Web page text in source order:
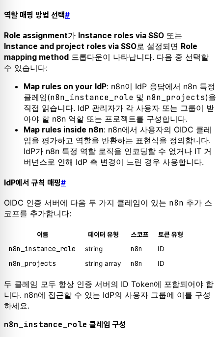
역할 매핑 방법 선택#
Role assignment가 Instance roles via SSO 또는
Instance and project roles via SSO로 설정되면 Role
mapping method 드롭다운이 나타납니다. 다음 중 선택할
수 있습니다:
Map rules on your IdP: n8n이 IdP 응답에서 n8n 특정
클레임(n8n_instance_role 및 n8n_projects)을
직접 읽습니다. IdP 관리자가 각 사용자 또는 그룹이 받
아야 할 n8n 역할 또는 프로젝트를 구성합니다.
Map rules inside n8n: n8n에서 사용자의 OIDC 클레
임을 평가하고 역할을 반환하는 표현식을 정의합니다.
IdP가 n8n 특정 역할 로직을 인코딩할 수 없거나 IT 거
버넌스로 인해 IdP 측 변경이 느린 경우 사용합니다.
IdP에서 규칙 매핑#
OIDC 인증 서버에 다음 두 가지 클레임이 있는 n8n 추가 스
코프를 추가합니다:
이름 데이터 유형 스코프 토큰 유형
n8n_instance_role string n8n ID
n8n_projects string array n8n ID
두 클레임 모두 항상 인증 서버의 ID Token에 포함되어야 합
니다. n8n에 접근할 수 있는 IdP의 사용자 그룹에 이를 구성
하세요.
n8n_instance_role 클레임 구성